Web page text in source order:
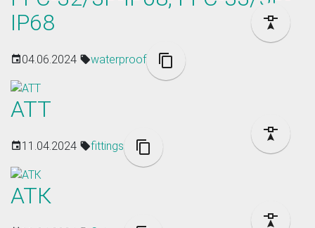
IP68
04.06.2024 waterproof
АТТ
11.04.2024 fittings
АТК